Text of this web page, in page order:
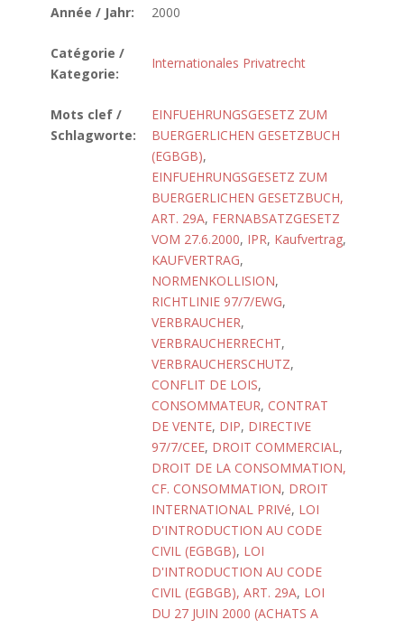
Année / Jahr: 2000
Catégorie /
Kategorie:
Internationales Privatrecht
Mots clef /
Schlagworte:
EINFUEHRUNGSGESETZ ZUM
BUERGERLICHEN GESETZBUCH
(EGBGB),
EINFUEHRUNGSGESETZ ZUM
BUERGERLICHEN GESETZBUCH,
ART. 29A, FERNABSATZGESETZ
VOM 27.6.2000, IPR, Kaufvertrag,
KAUFVERTRAG,
NORMENKOLLISION,
RICHTLINIE 97/7/EWG,
VERBRAUCHER,
VERBRAUCHERRECHT,
VERBRAUCHERSCHUTZ,
CONFLIT DE LOIS,
CONSOMMATEUR, CONTRAT
DE VENTE, DIP, DIRECTIVE
97/7/CEE, DROIT COMMERCIAL,
DROIT DE LA CONSOMMATION,
CF. CONSOMMATION, DROIT
INTERNATIONAL PRIVé, LOI
D'INTRODUCTION AU CODE
CIVIL (EGBGB), LOI
D'INTRODUCTION AU CODE
CIVIL (EGBGB), ART. 29A, LOI
DU 27 JUIN 2000 (ACHATS A